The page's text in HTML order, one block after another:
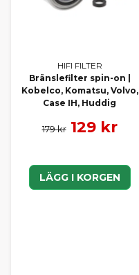
HIFI FILTER
Bränslefilter spin-on |
Kobelco, Komatsu, Volvo,
Case IH, Huddig
179 kr 129 kr
LÄGG I KORGEN